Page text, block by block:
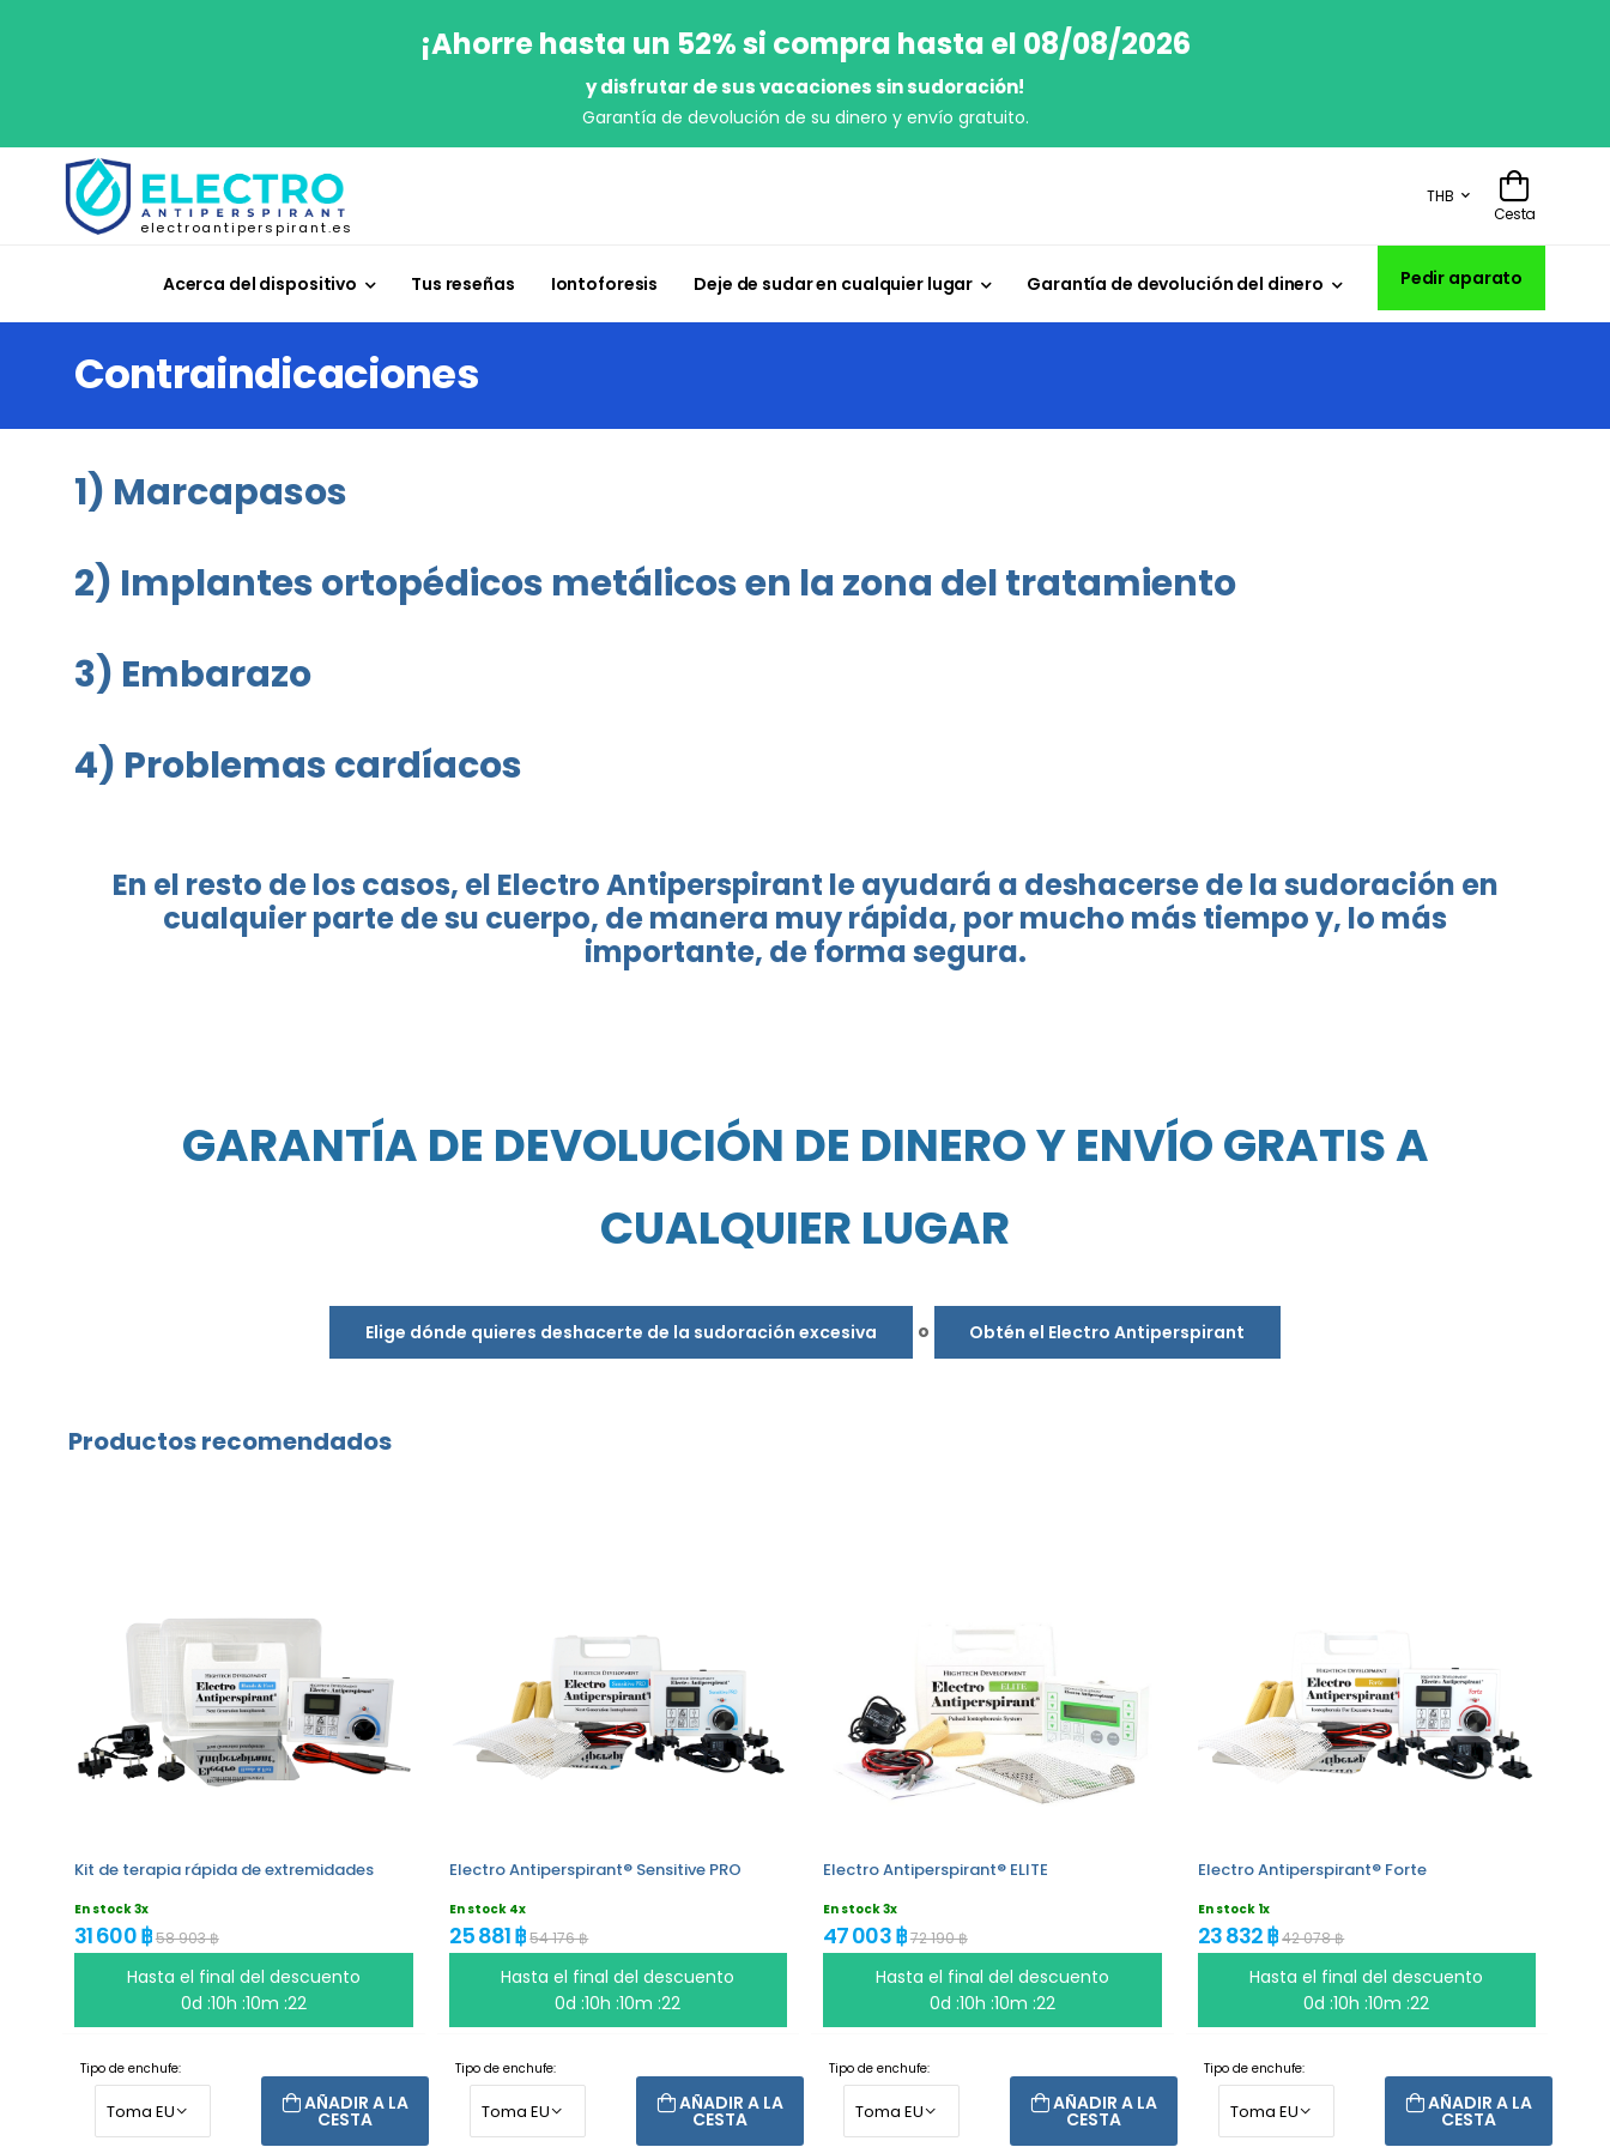
¡Ahorre hasta un 52% si compra hasta el 08/08/2026
y disfrutar de sus vacaciones sin sudoración!
Garantía de devolución de su dinero y envío gratuito.
electroantiperspirant.es
THB
Cesta
Acerca del dispositivo Tus reseñas Iontoforesis Deje de sudar en cualquier lugar Garantía de devolución del dinero Pedir aparato
Contraindicaciones
1) Marcapasos
2) Implantes ortopédicos metálicos en la zona del tratamiento
3) Embarazo
4) Problemas cardíacos
En el resto de los casos, el Electro Antiperspirant le ayudará a deshacerse de la sudoración en
cualquier parte de su cuerpo, de manera muy rápida, por mucho más tiempo y, lo más
importante, de forma segura.
GARANTÍA DE DEVOLUCIÓN DE DINERO Y ENVÍO GRATIS A
CUALQUIER LUGAR
Elige dónde quieres deshacerte de la sudoración excesiva o Obtén el Electro Antiperspirant
Productos recomendados
Kit de terapia rápida de extremidades
En stock 3x
31 600 ฿58 903 ฿
Hasta el final del descuento
0d :10h :10m :22
Tipo de enchufe:
AÑADIR A LA
CESTA
Electro Antiperspirant® Sensitive PRO
En stock 4x
25 881 ฿54 176 ฿
Hasta el final del descuento
0d :10h :10m :22
Tipo de enchufe:
AÑADIR A LA
CESTA
Electro Antiperspirant® ELITE
En stock 3x
47 003 ฿72 190 ฿
Hasta el final del descuento
0d :10h :10m :22
Tipo de enchufe:
AÑADIR A LA
CESTA
Electro Antiperspirant® Forte
En stock 1x
23 832 ฿42 078 ฿
Hasta el final del descuento
0d :10h :10m :22
Tipo de enchufe:
AÑADIR A LA
CESTA